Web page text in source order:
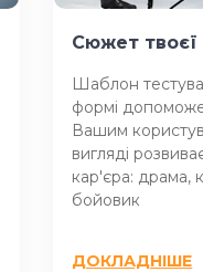
Сюжет твоєї
Шаблон
формі
Вашим
вигляді
кар'єра: драма,
бойовик
ДОКЛАДНІШЕ